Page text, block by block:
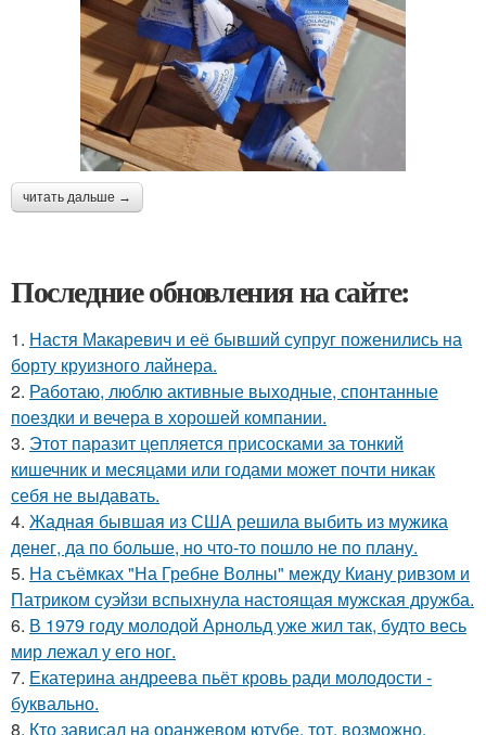
читать дальше →
Последние обновления на сайте:
1. Настя Макаревич и её бывший супруг поженились на
борту круизного лайнера.
2. Работаю, люблю активные выходные, спонтанные
поездки и вечера в хорошей компании.
3. Этот паразит цепляется присосками за тонкий
кишечник и месяцами или годами может почти никак
себя не выдавать.
4. Жадная бывшая из США решила выбить из мужика
денег, да по больше, но что-то пошло не по плану.
5. На съёмках "На Гребне Волны" между Киану ривзом и
Патриком суэйзи вспыхнула настоящая мужская дружба.
6. В 1979 году молодой Арнольд уже жил так, будто весь
мир лежал у его ног.
7. Екатерина андреева пьёт кровь ради молодости -
буквально.
8. Кто зависал на оранжевом ютубе, тот, возможно,